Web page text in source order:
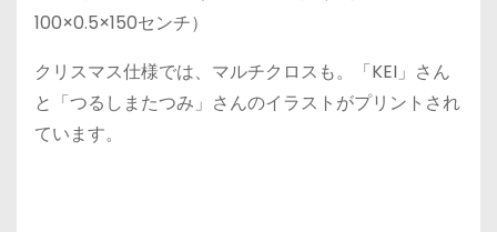
100×0.5×150センチ）
クリスマス仕様では、マルチクロスも。「KEI」さん
と「つるしまたつみ」さんのイラストがプリントされ
ています。